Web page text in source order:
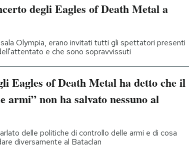
degli Eagles of Death Metal a
Olympia, erano invitati tutti gli spettatori presenti
e che sono sopravvissuti
Eagles of Death Metal ha detto che il
armi” non ha salvato nessuno al
delle politiche di controllo delle armi e di cosa
diversamente al Bataclan